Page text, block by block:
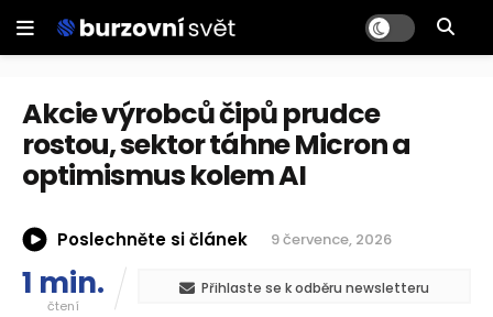
Akcie výrobců čipů prudce
rostou, sektor táhne Micron a
optimismus kolem AI
Poslechněte si článek 9 července, 2026
1 min.
čtení
Přihlaste se k odběru newsletteru